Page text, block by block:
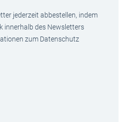
jederzeit abbestellen, indem
innerhalb des Newsletters
zum Datenschutz